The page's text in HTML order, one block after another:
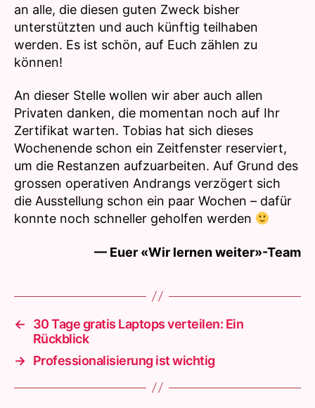
an alle, die diesen guten Zweck bisher
unterstützten und auch künftig teilhaben
werden. Es ist schön, auf Euch zählen zu
können!
An dieser Stelle wollen wir aber auch allen
Privaten danken, die momentan noch auf Ihr
Zertifikat warten. Tobias hat sich dieses
Wochenende schon ein Zeitfenster reserviert,
um die Restanzen aufzuarbeiten. Auf Grund des
grossen operativen Andrangs verzögert sich
die Ausstellung schon ein paar Wochen – dafür
konnte noch schneller geholfen werden
— Euer «Wir lernen weiter»-Team
←
30 Tage gratis Laptops verteilen: Ein
Rückblick
→ Professionalisierung ist wichtig